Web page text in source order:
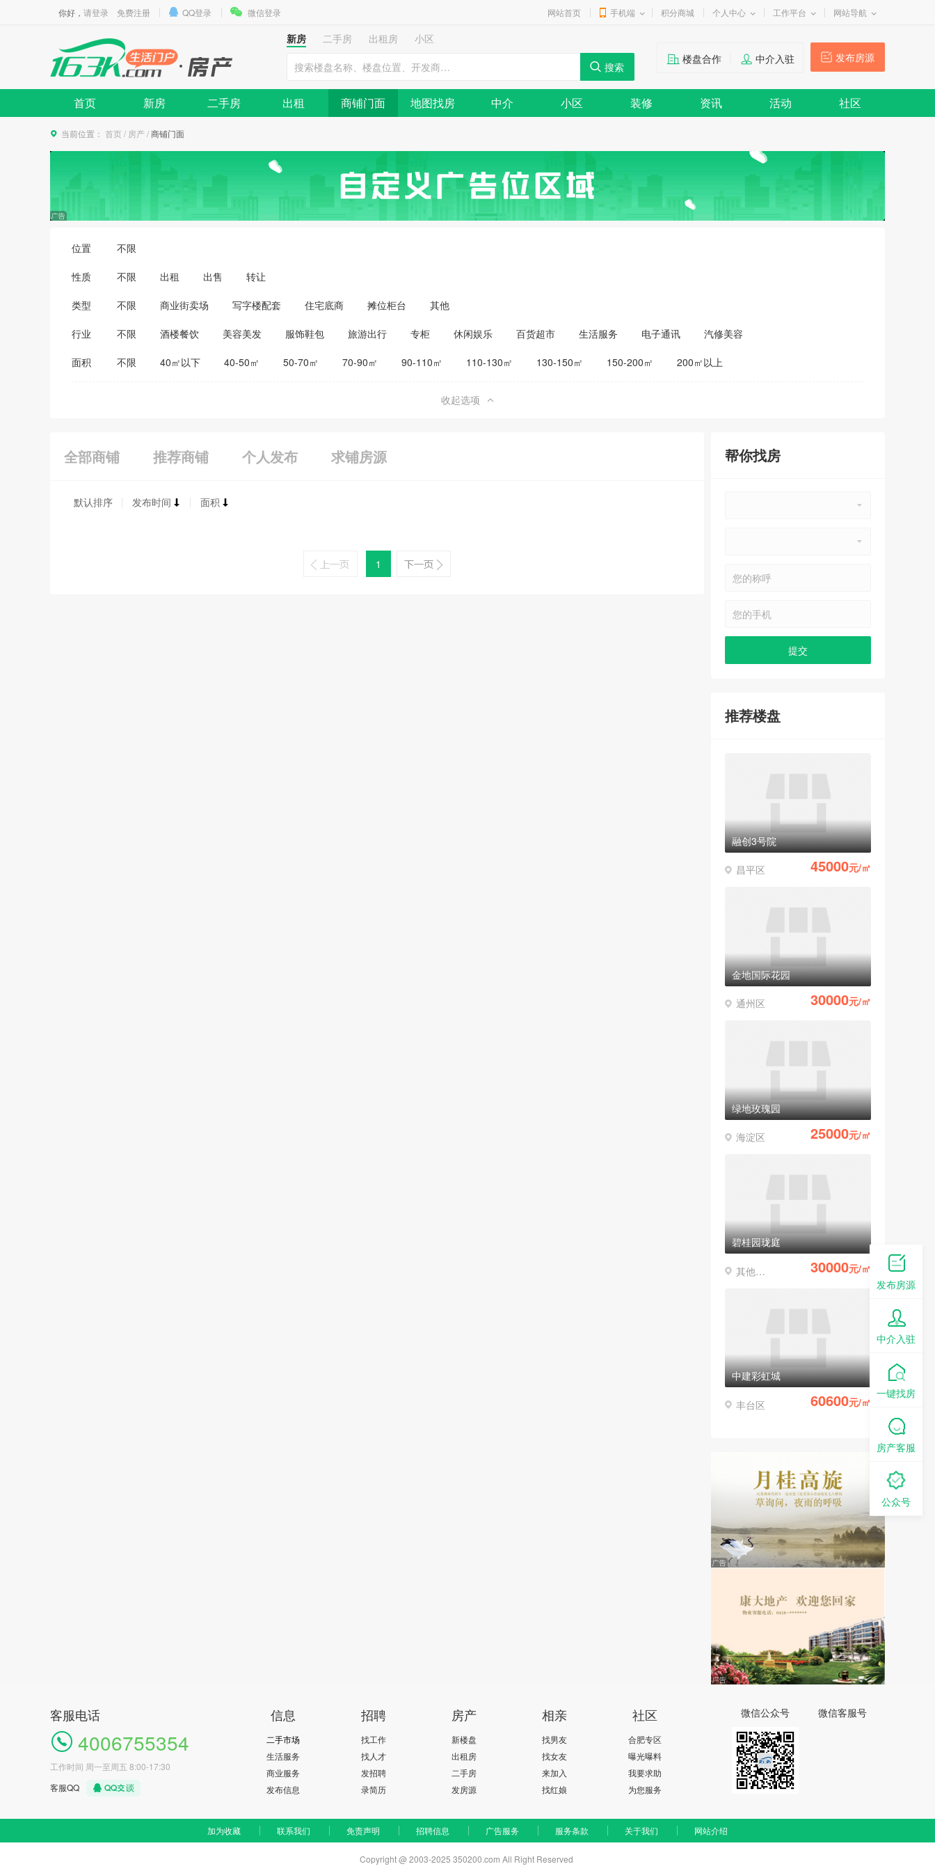
你好， 请登录 免费注册 QQ登录 微信登录 网站首页 手机端 积分商城 个人中心 工作平台 网站导航
新房 二手房 出租房
小区
发布房源
楼盘合作 中介入驻
首页 新房 二手房 出租 商铺门面 地图找房 中介 小区 装修 资讯 活动 社区
当前位置： 首页 / 房产/商铺门面
位置 不限
性质 不限 出租 出售 转让
类型 不限 商业街卖场 写字楼配套 住宅底商 摊位柜台 其他
行业 不限 酒楼餐饮 美容美发 服饰鞋包 旅游出行 专柜 休闲娱乐 百货超市 生活服务 电子通讯
汽修美容
医药保健
家居建材
面积 不限 40㎡以下 40-50㎡ 50-70㎡ 70-90㎡ 90-110㎡ 110-130㎡ 130-150㎡ 150-200㎡ 200㎡以上
收起选项
全部商铺 推荐商铺 个人发布 求铺房源
默认排序 发布时间 面积
1
帮你找房
推荐楼盘
融创3号院
昌平区 45000元/㎡
金地国际花园
通州区 30000元/㎡
绿地玫瑰园
海淀区 25000元/㎡
碧桂园珑庭
其他区县 30000元/㎡
中建彩虹城
丰台区 60600元/㎡
客服电话
4006755354
工作时间 周一至周五 8:00-17:30
客服QQ
信息
二手市场
生活服务
商业服务
发布信息
招聘
找工作
找人才
发招聘
录简历
房产
新楼盘
出租房
二手房
发房源
相亲
找男友
找女友
来加入
找红娘
社区
合肥专区
曝光曝料
我要求助
为您服务
微信公众号 微信客服号
加为收藏 联系我们 免责声明 招聘信息 广告服务 服务条款 关于我们 网站介绍
Copyright @ 2003-2025 350200.com All Right Reserved
发布房源
中介入驻
一键找房
房产客服
公众号